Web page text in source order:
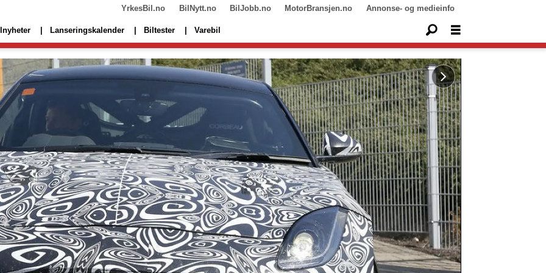
YrkesBil.no BilNytt.no BilJobb.no MotorBransjen.no Annonse- og medieinfo
Lanseringskalender Biltester Varebil